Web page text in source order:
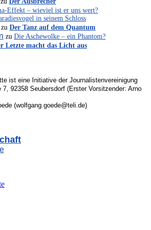
Effekt – wieviel ist er uns wert?
in seinem Schloss
Der Tanz auf dem Quantum
zu Die Aschewolke – ein Phantom?
Letzte macht das Licht aus
ist eine Initiative der Journalistenvereinigung
7, 92358 Seubersdorf (Erster Vorsitzender: Arno
(wolfgang.goede@teli.de)